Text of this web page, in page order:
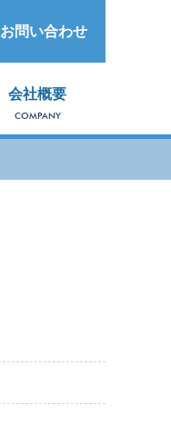
お問い合わせ
会社概要
COMPANY